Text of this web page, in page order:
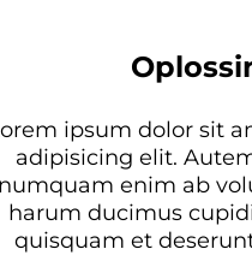
ipsum dolor sit
adipisicing elit.
numquam enim ab
harum ducimus
quisquam et